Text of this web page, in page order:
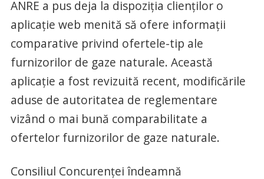
ANRE a pus deja la dispoziţia clienţilor o
aplicaţie web menită să ofere informaţii
comparative privind ofertele-tip ale
furnizorilor de gaze naturale. Această
aplicaţie a fost revizuită recent, modificările
aduse de autoritatea de reglementare
vizând o mai bună comparabilitate a
ofertelor furnizorilor de gaze naturale.
Consiliul Concurenţei îndeamnă